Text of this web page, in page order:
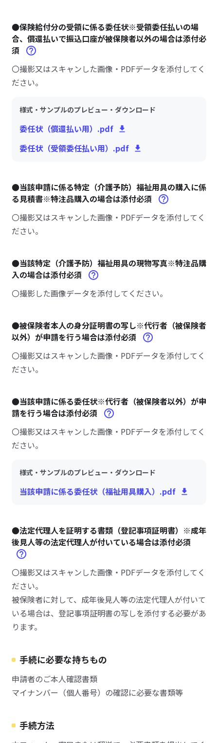
●保険給付分の受領に係る委任状※受領委任払いの場
合、償還払いで振込口座が被保険者以外の場合は添付必
須
〇撮影又はスキャンした画像・PDFデータを添付してく
ださい。
様式・サンプルのプレビュー・ダウンロード
委任状（償還払い用）.pdf
委任状（受領委任払い用）.pdf
●当該申請に係る特定（介護予防）福祉用具の購入に係
る見積書※特注品購入の場合は添付必須
〇撮影又はスキャンした画像・PDFデータを添付してく
ださい。
●当該特定（介護予防）福祉用具の現物写真※特注品購
入の場合は添付必須
〇撮影した画像データを添付してください。
●被保険者本人の身分証明書の写し※代行者（被保険者
以外）が申請を行う場合は添付必須
〇撮影又はスキャンした画像・PDFデータを添付してく
ださい。
●当該申請に係る委任状※代行者（被保険者以外）が申
請を行う場合は添付必須
〇撮影又はスキャンした画像・PDFデータを添付してく
ださい。
様式・サンプルのプレビュー・ダウンロード
当該申請に係る委任状（福祉用具購入）.pdf
●法定代理人を証明する書類（登記事項証明書）※成年
後見人等の法定代理人が付いている場合は添付必須
〇撮影又はスキャンした画像・PDFデータを添付してく
ださい。
被保険者に対して、成年後見人等の法定代理人が付いて
いる場合は、登記事項証明書の写しを添付する必要があ
ります。
手続に必要な持ちもの
申請者のご本人確認書類
マイナンバー（個人番号）の確認に必要な書類等
手続方法